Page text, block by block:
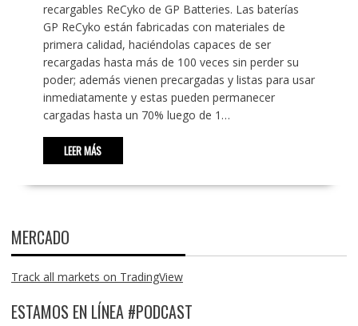
recargables ReCyko de GP Batteries. Las baterías
GP ReCyko están fabricadas con materiales de
primera calidad, haciéndolas capaces de ser
recargadas hasta más de 100 veces sin perder su
poder; además vienen precargadas y listas para usar
inmediatamente y estas pueden permanecer
cargadas hasta un 70% luego de 1…
LEER MÁS
MERCADO
Track all markets on TradingView
ESTAMOS EN LÍNEA #PODCAST